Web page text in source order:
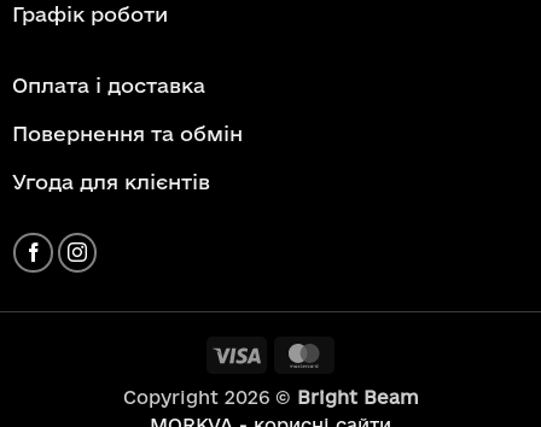
Графік роботи
Оплата і доставка
Повернення та обмін
Угода для клієнтів
Visa
Copyright 2026 © Bright Beam